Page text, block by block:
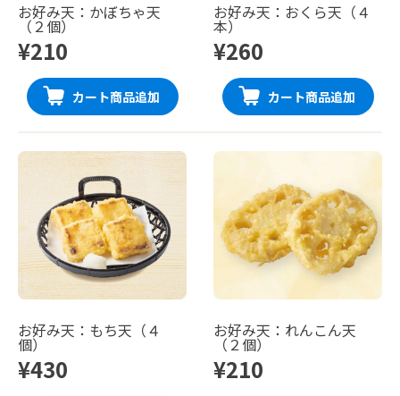
お好み天：かぼちゃ天
（２個）
¥210
カート商品追加
お好み天：おくら天（４
本）
¥260
カート商品追加
お好み天：もち天（４
個）
¥430
お好み天：れんこん天
（２個）
¥210